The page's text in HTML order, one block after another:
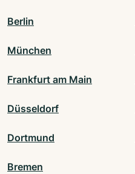
Berlin
München
Frankfurt am Main
Düsseldorf
Dortmund
Bremen